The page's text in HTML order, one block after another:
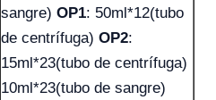
sangre) OP1: 50ml*12(tubo
de centrífuga) OP2:
15ml*23(tubo de centrífuga)
10ml*23(tubo de sangre)